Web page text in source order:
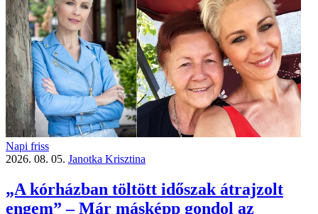
Napi friss
2026. 08. 05. Janotka Krisztina
„A kórházban töltött időszak átrajzolt
engem” – Már másképp gondol az